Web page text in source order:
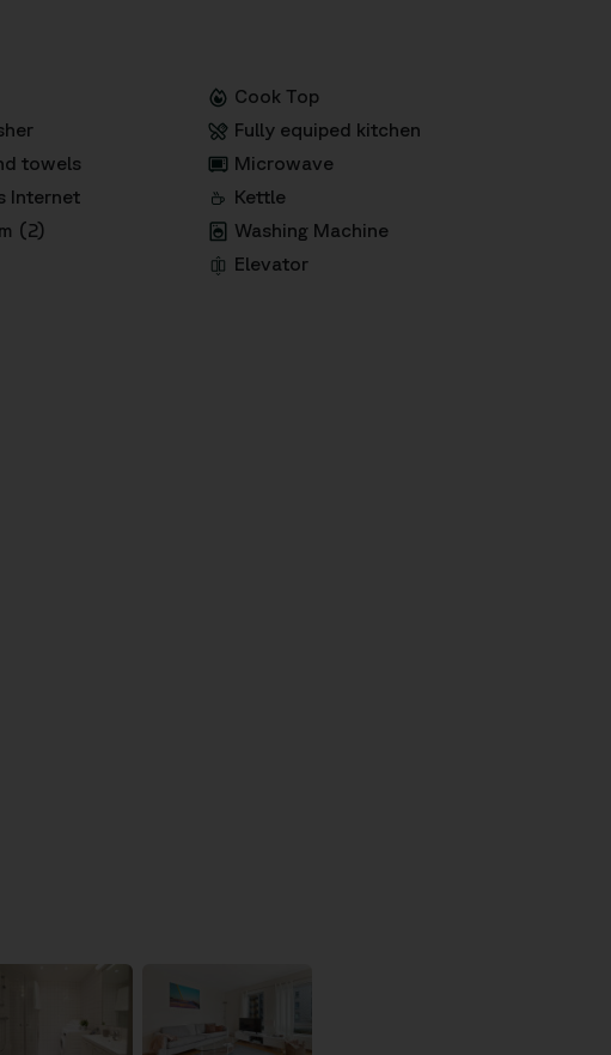
Cook Top
Fully equiped kitchen
towels
Microwave
Internet
Kettle
(2)
Washing Machine
Elevator